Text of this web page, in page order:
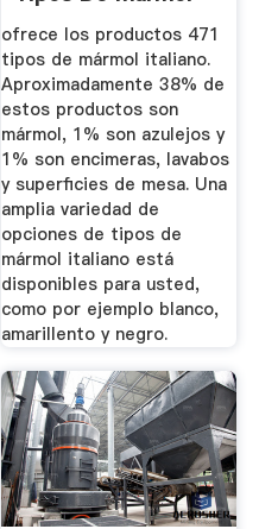
Italiano De ...
ofrece los productos 471
tipos de mármol italiano.
Aproximadamente 38% de
estos productos son
mármol, 1% son azulejos y
1% son encimeras, lavabos
y superficies de mesa. Una
amplia variedad de
opciones de tipos de
mármol italiano está
disponibles para usted,
como por ejemplo blanco,
amarillento y negro.